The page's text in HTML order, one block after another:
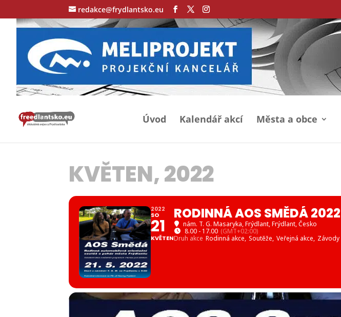
redakce@frydlantsko.eu
Úvod Kalendář akcí Města a obce
KVĚTEN, 2022
2022
SO
21
KVĚTEN
RODINNÁ AOS SMĚDÁ 2022
nám. T. G. Masaryka, Frýdlant, Frýdlant, Česko
8.00 - 17.00 (GMT+02:00)
Druh akce Rodinná akce, Soutěže, Veřejná akce, Závody